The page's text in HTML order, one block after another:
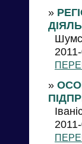
»
»